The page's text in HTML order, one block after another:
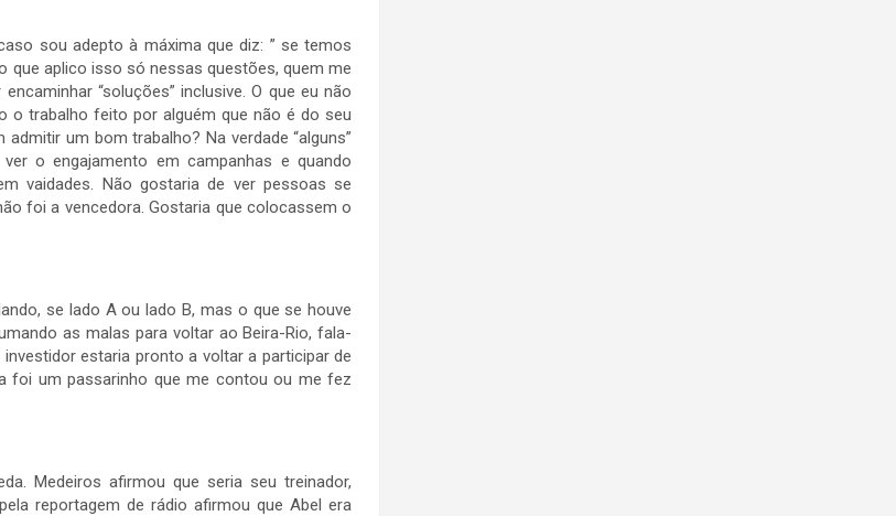
sou adepto à máxima que diz: ” se temos
que aplico isso só nessas questões, quem me
“soluções” inclusive. O que eu não
o trabalho feito por alguém que não é do seu
um bom trabalho? Na verdade “alguns”
o engajamento em campanhas e quando
vaidades. Não gostaria de ver pessoas se
foi a vencedora. Gostaria que colocassem o
se lado A ou lado B, mas o que se houve
as malas para voltar ao Beira-Rio, fala-
estaria pronto a voltar a participar de
foi um passarinho que me contou ou me fez
Medeiros afirmou que seria seu treinador,
reportagem de rádio afirmou que Abel era